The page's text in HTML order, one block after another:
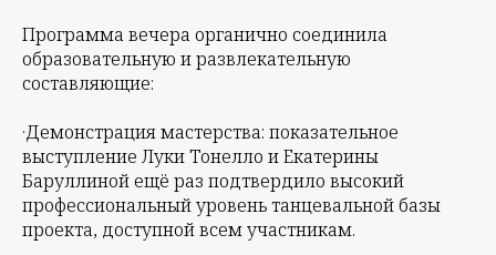
Программа вечера органично соединила
образовательную и развлекательную
составляющие:
·Демонстрация мастерства: показательное
выступление Луки Тонелло и Екатерины
Баруллиной ещё раз подтвердило высокий
профессиональный уровень танцевальной базы
проекта, доступной всем участникам.